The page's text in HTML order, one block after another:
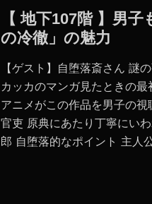
【 地下107階 】男
の冷徹」の魅力
【ゲスト】自堕落斎さん 謎
カッカのマンガ見たときの
アニメがこの作品を男子の
官吏 原典にあたり丁寧にい
郎 自堕落的なポイント 主人